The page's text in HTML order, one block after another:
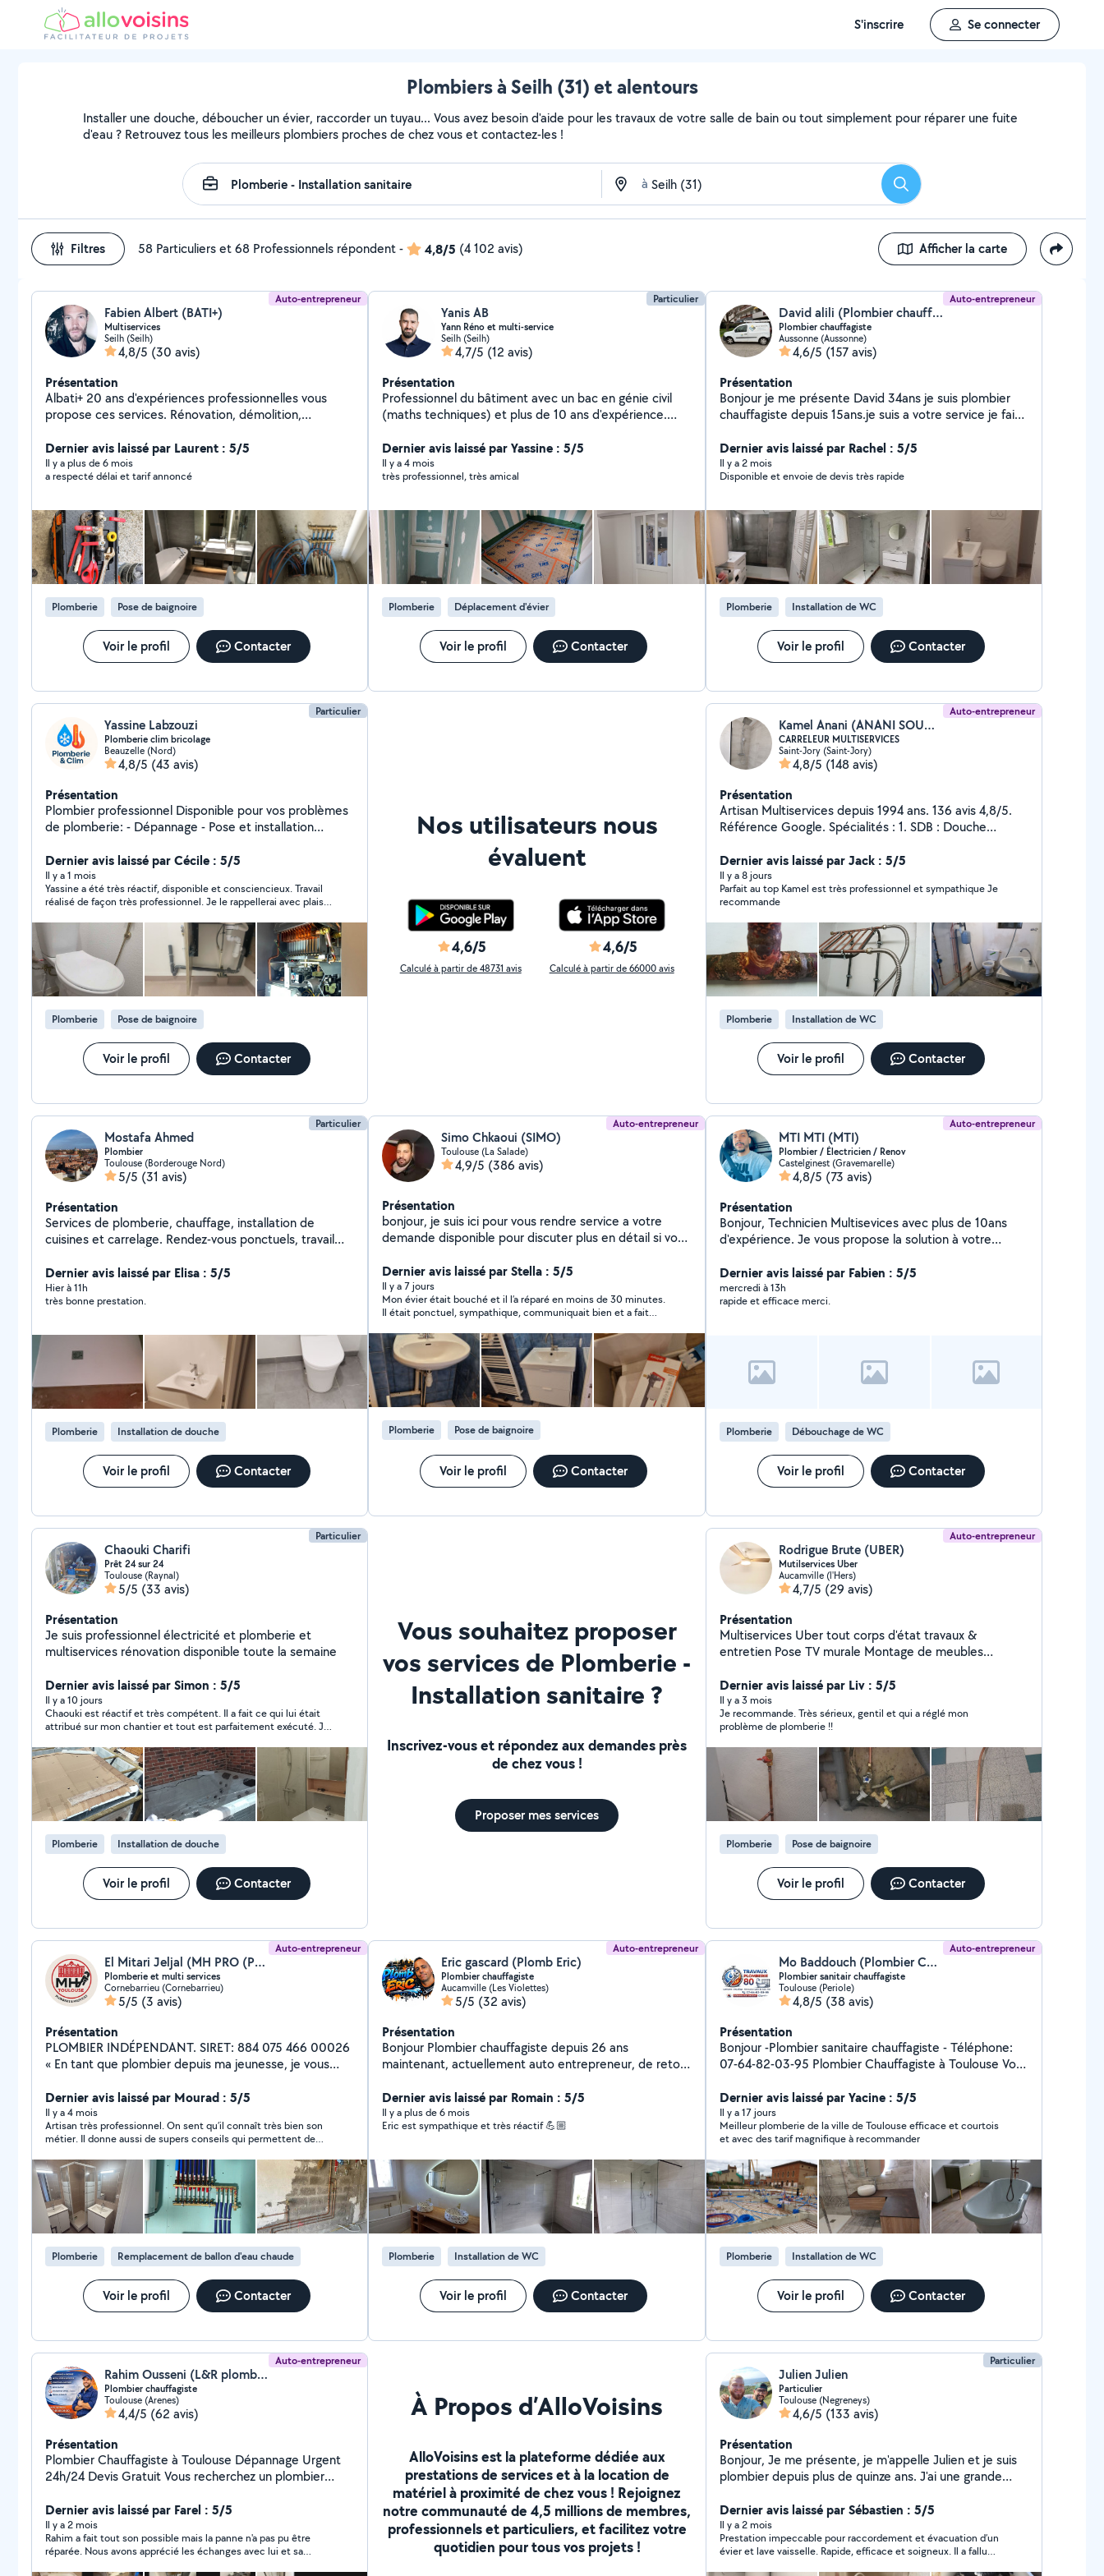
S'inscrire Se connecter
Plombiers à Seilh (31) et alentours
Installer une douche, déboucher un évier, raccorder un tuyau... Vous avez besoin d'aide pour les travaux de votre salle de bain ou tout simplement pour réparer une fuite
d'eau ? Retrouvez tous les meilleurs plombiers proches de chez vous et contactez-les !
à Rechercher
Filtres 58 Particuliers et 68 Professionnels répondent- 4,8/5 (4 102 avis) Afficher la carte
Auto-entrepreneur
Fabien Albert (BATI+)
Multiservices
Seilh (Seilh)
4,8/5 (30 avis)
Présentation
Albati+ 20 ans d'expériences professionnelles vous
propose ces services. Rénovation, démolition,
espace vert, piscine. Dépannage plomberie 7/7, 24/24.
Inspection canalisation par caméra, débouchage
canalisation par hydro curage . Disponibilité 24/24 7/7
dix neuf.
Dernier avis laissé par Laurent : 5/5
Il y a plus de 6 mois
a respecté délai et tarif annoncé
Plomberie Pose de baignoire
Voir le profil Contacter
Particulier
Yanis AB
Yann Réno et multi-service
Seilh (Seilh)
4,7/5 (12 avis)
Présentation
Professionnel du bâtiment avec un bac en génie civil
(maths techniques) et plus de 10 ans d'expérience.
intérieure complète (salle de bains, WC, cuisine,
chambres). Depuis 3 ans dans une entreprise
d'isolation intérieure, VMC et placo : plaquiste, chef
rénovation intérieure, placo, isolation, peinture,
parquet, petits travaux sanitaires. Travail sérieux et
soigné, devis clairs. Matériel professionnel complet et
véhicule de travail. Disponible Vindredi et Samedi .
Dernier avis laissé par Yassine : 5/5
Il y a 4 mois
très professionnel, très amical
Plomberie Déplacement d'évier
Voir le profil Contacter
Auto-entrepreneur
David alili (Plombier chauffagiste)
Plombier chauffagiste
Aussonne (Aussonne)
4,6/5 (157 avis)
Présentation
Bonjour je me présente David 34ans je suis plombier
chauffagiste depuis 15ans.je suis a votre service je fais
Dernier avis laissé par Rachel : 5/5
Il y a 2 mois
Disponible et envoie de devis très rapide
Plomberie Installation de WC
Voir le profil Contacter
Particulier
Yassine Labzouzi
Plomberie clim bricolage
Beauzelle (Nord)
4,8/5 (43 avis)
Présentation
Plombier professionnel Disponible pour vos problèmes
de plomberie: - Dépannage - Pose et installation
Je fais aussi tous ce qui est climatisation: - Pose de
split - Gainable Etc Et bricolage: - Montage de meubles
Etc N'hésitez pas à me contacter si besoin. Contactez
moi 24h/24h et 7j/7j
Dernier avis laissé par Cécile : 5/5
Il y a 1 mois
Yassine a été très réactif, disponible et consciencieux. Travail
réalisé de façon très professionnel. Je le rappellerai avec plaisir
Plomberie Pose de baignoire
Voir le profil Contacter
Nos utilisateurs nous
évaluent
4,6/5
Calculé à partir de 48731 avis
4,6/5
Calculé à partir de 66000 avis
Auto-entrepreneur
Kamel Anani (ANANI SOUDURE)
CARRELEUR MULTISERVICES
Saint-Jory (Saint-Jory)
4,8/5 (148 avis)
Présentation
Artisan Multiservices depuis 1994 ans. 136 avis 4,8/5.
Référence Google. Spécialités : 1. SDB : Douche
Board, Wedi. 2. Carrelage toutes dimensions : Sol 60 x
60, faïence 30 x 60, joints 2 mm laser 3. Multiservices :
Spécialité Soudure TIG, acier inox, détection de fuite
avec réparation cuivre, PER, multicouche, Plomberie,
chauffage et climatisation, entretien jardin/haies. Devis
détaillé + photos Avant/Après. Réponse sous 2h. 30km
autour de Saint-Jory.
Dernier avis laissé par Jack : 5/5
Il y a 8 jours
Parfait au top Kamel est très professionnel et sympathique Je
recommande
Plomberie Installation de WC
Voir le profil Contacter
Particulier
Mostafa Ahmed
Plombier
Toulouse (Borderouge Nord)
5/5 (31 avis)
Présentation
Services de plomberie, chauffage, installation de
cuisines et carrelage. Rendez-vous ponctuels, travail
Dernier avis laissé par Elisa : 5/5
Hier à 11h
très bonne prestation.
Plomberie Installation de douche
Voir le profil Contacter
Auto-entrepreneur
Simo Chkaoui (SIMO)
Toulouse (La Salade)
4,9/5 (386 avis)
Présentation
bonjour, je suis ici pour vous rendre service a votre
demande disponible pour discuter plus en détail si vous
société d entretien et rénovation des maisons et des
appartements. n hésitez pas à me contacter à votre
service
Dernier avis laissé par Stella : 5/5
Il y a 7 jours
Mon évier était bouché et il l’a réparé en moins de 30 minutes.
Il était ponctuel, sympathique, communiquait bien et a fait
services!!!
Plomberie Pose de baignoire
Voir le profil Contacter
Auto-entrepreneur
MTI MTI (MTI)
Plombier / Électricien / Renov
Castelginest (Gravemarelle)
4,8/5 (73 avis)
Présentation
Bonjour, Technicien Multisevices avec plus de 10ans
d'expérience. Je vous propose la solution à votre
la plomberie, l'électricité, menuiserie, peinture,
Dernier avis laissé par Fabien : 5/5
mercredi à 13h
rapide et efficace merci.
Plomberie Débouchage de WC
Voir le profil Contacter
Particulier
Chaouki Charifi
Prêt 24 sur 24
Toulouse (Raynal)
5/5 (33 avis)
Présentation
Je suis professionnel électricité et plomberie et
multiservices rénovation disponible toute la semaine
Dernier avis laissé par Simon : 5/5
Il y a 10 jours
Chaouki est réactif et très compétent. Il a fait ce qui lui était
attribué sur mon chantier et tout est parfaitement exécuté. Je
Plomberie Installation de douche
Voir le profil Contacter
Vous souhaitez proposer
vos services de Plomberie -
Installation sanitaire ?
Inscrivez-vous et répondez aux demandes près
de chez vous !
Proposer mes services
Auto-entrepreneur
Rodrigue Brute (UBER)
Mutilservices Uber
Aucamville (l'Hers)
4,7/5 (29 avis)
Présentation
Multiservices Uber tout corps d'état travaux &
entretien Pose TV murale Montage de meubles
Plomberie : robinetterie, siphons, fuites,
raccordements Fixations murales : étagères, cadres,
tringles, accessoires Peinture et rénovations Remise en
état de logements Entretien intérieur et extérieur
Interventions soignées, devis et factures possibles.
Réactivité, sérieux et travail propre. Secteur : Toulouse
et alentours.
Dernier avis laissé par Liv : 5/5
Il y a 3 mois
Je recommande. Très sérieux, gentil et qui a réglé mon
problème de plomberie !!
Plomberie Pose de baignoire
Voir le profil Contacter
Auto-entrepreneur
El Mitari Jeljal (MH PRO (PLOMBERIE ET MULTISERVICE))
Plomberie et multi services
Cornebarrieu (Cornebarrieu)
5/5 (3 avis)
Présentation
PLOMBIER INDÉPENDANT. SIRET: 884 075 466 00026
« En tant que plombier depuis ma jeunesse, je vous
l'entretien rigoureux des systèmes de plomberie,
garantissant ainsi le bon fonctionnement des
installations sanitaires et la résolution prompte des
problèmes liés à l'eau. Ainsi je fait la rénovation des
salles de bains complètes, avec la dépose et la pose
de sanitaires avec leur carlage. Ne hésitez pas à
demander un devis totalement gratuit! »
Dernier avis laissé par Mourad : 5/5
Il y a 4 mois
Artisan très professionnel. On sent qu’il connaît très bien son
métier. Il donne aussi de supers conseils qui permettent de
Plomberie Remplacement de ballon d'eau chaude
Voir le profil Contacter
Auto-entrepreneur
Eric gascard (Plomb Eric)
Plombier chauffagiste
Aucamville (Les Violettes)
5/5 (32 avis)
Présentation
Bonjour Plombier chauffagiste depuis 26 ans
maintenant, actuellement auto entrepreneur, de retour
savoir-faire au service de personnes en difficulté. Pour
tout travaux de plomberie, chauffage, dépannage,
réparation de fuite, rénovation de salle de bain, wc
etc...Au plaisir.
Dernier avis laissé par Romain : 5/5
Il y a plus de 6 mois
Eric est sympathique et très réactif 💪🏼
Plomberie Installation de WC
Voir le profil Contacter
Auto-entrepreneur
Mo Baddouch (Plombier Chauffagiste)
Plombier sanitair chauffagiste
Toulouse (Periole)
4,8/5 (38 avis)
Présentation
Bonjour -Plombier sanitaire chauffagiste - Téléphone:
07-64-82-03-95 Plombier Chauffagiste à Toulouse Vous
plomberie et de chauffage à Toulouse et ses alentours
? Baddouch Mohamed vous propose des prestations
de qualité pour particuliers et professionnels.
Plomberie : Recherche et réparation de fuites
Débouchage WC, évier, lavabo, canalisations
Installation et remplacement de robinetterie Création
et rénovation de salle de bain Pose et remplacement
de chauffe-eau Chauffage : Installation de chaudières
(gaz, électrique) Entretien et dépannage chauffage
Remplacement de radiateurs Installation de chauffe-
eau et ballon d'eau chaude chaude Intervention rapide
Travail soigné et professionnele Devis gratuit Prix
compétitifs Intervention sur Toulouse et alentours
Contact : 07-64-82-03-95 Disponible pour dépannage
Dernier avis laissé par Yacine : 5/5
Il y a 17 jours
Meilleur plomberie de la ville de Toulouse efficace et courtois
et avec des tarif magnifique à recommander
Plomberie Installation de WC
Voir le profil Contacter
Auto-entrepreneur
Rahim Ousseni (L&R plomberie)
Plombier chauffagiste
Toulouse (Arenes)
4,4/5 (62 avis)
Présentation
Plombier Chauffagiste à Toulouse Dépannage Urgent
24h/24 Devis Gratuit Vous recherchez un plombier
Je suis artisan plombier chauffagiste indépendant,
disponible 24h/24 et 7j/7, pour tous vos travaux de
plomberie et chauffage, dépannage urgent ou projet
d'installation ou de rénovation. Mes prestations
Dernier avis laissé par Farel : 5/5
Il y a 2 mois
Rahim a fait tout son possible mais la panne n'a pas pu être
réparée. Nous avons apprécié les échanges avec lui et sa
À Propos d’AlloVoisins
AlloVoisins est la plateforme dédiée aux
prestations de services et à la location de
matériel à proximité de chez vous ! Rejoignez
notre communauté de 4,5 millions de membres,
professionnels et particuliers, et facilitez votre
quotidien pour tous vos projets !
Particulier
Julien Julien
Particulier
Toulouse (Negreneys)
4,6/5 (133 avis)
Présentation
Bonjour, Je me présente, je m'appelle Julien et je suis
plombier depuis plus de quinze ans. J'ai une grande
la rénovation ou pour les travaux neufs. Je suis
également spécialisé dans les rénovations de salles de
bains et je peux apporter mon expertise pour réaliser
des projets sur mesure et répondre aux attentes de
Dernier avis laissé par Sébastien : 5/5
Il y a 2 mois
Prestation impeccable pour raccordement et évacuation d’un
évier et lave vaisselle. Rapide, efficace et soigneux. Il a fallu